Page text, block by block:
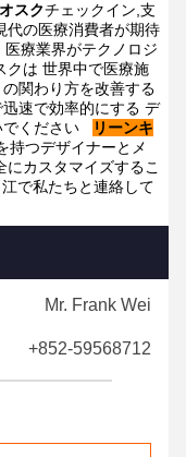
スクチェックイン,支
代の医療消費者が期待
医療業界がテクノロジ
クは 世界中で医療施
関わり方を改善する
速で効率的にする デ
ください
リーンキ
持つデザイナーとメ
カスタマイズするこ
で私たちと連絡して
Mr. Frank Wei
+852-59568712